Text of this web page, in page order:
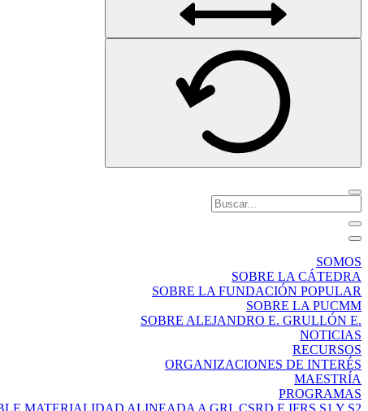
SOMOS
SOBRE LA CÁTEDRA
SOBRE LA FUNDACIÓN POPULAR
SOBRE LA PUCMM
SOBRE ALEJANDRO E. GRULLÓN E.
NOTICIAS
RECURSOS
ORGANIZACIONES DE INTERÉS
MAESTRÍA
PROGRAMAS
MATERIALIDAD ALINEADA A GRI, CSRD E IFRS S1 Y S2